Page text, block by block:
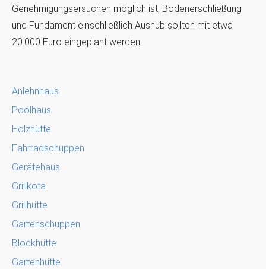
Genehmigungsersuchen möglich ist. Bodenerschließung
und Fundament einschließlich Aushub sollten mit etwa
20.000 Euro eingeplant werden.
Anlehnhaus
Poolhaus
Holzhütte
Fahrradschuppen
Gerätehaus
Grillkota
Grillhütte
Gartenschuppen
Blockhütte
Gartenhütte